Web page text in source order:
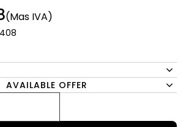
(Mas IVA)
408
AVAILABLE OFFER